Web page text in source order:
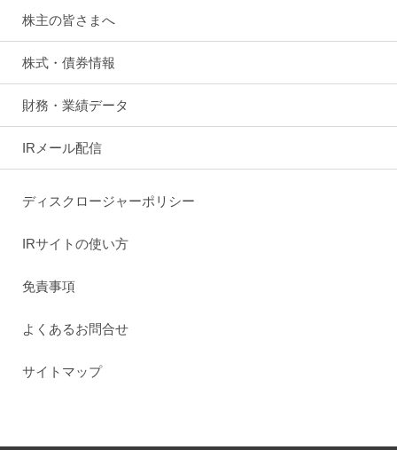
株主の皆さまへ
株式・債券情報
財務・業績データ
IRメール配信
ディスクロージャーポリシー
IRサイトの使い方
免責事項
よくあるお問合せ
サイトマップ